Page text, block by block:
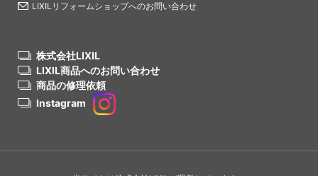
LIXILリフォームショップへのお問い合わせ
株式会社LIXIL
LIXIL商品へのお問い合わせ
商品の修理依頼
Instagram